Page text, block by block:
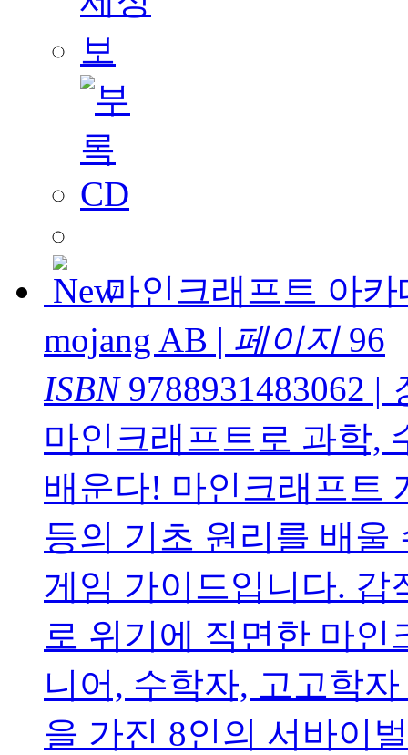
마인크래프트 아
mojang AB | 페이지96
ISBN9788931483062 |
마인크래프트로 과학,
배운다! 마인크래프트
등의 기초 원리를 배울
게임 가이드입니다. 갑
로 위기에 직면한 마인
니어, 수학자, 고고학
을 가진 8인의 서바이